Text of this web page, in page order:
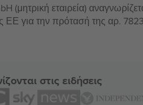
(μητρική εταιρεία)
ΕΕ για την πρότασή της αρ.
στις ειδήσεις